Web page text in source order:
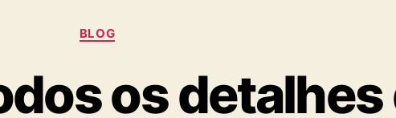
BLOG
os detalhes